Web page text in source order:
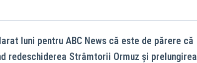
luni pentru ABC News că este de părere că
redeschiderea Strâmtorii Ormuz şi prelungirea